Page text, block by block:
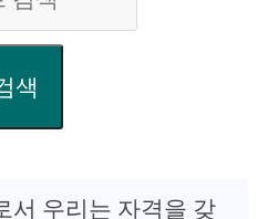
색
우리는 자격을 갖